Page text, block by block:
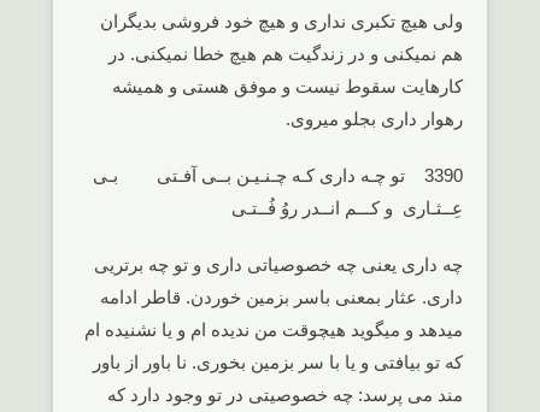
ولی هیچ تکبری نداری و هیچ خود فروشی بدیگران
هم نمیکنی و در زندگیت هم هیچ خطا نمیکنی. در
کارهایت سقوط نیست و موفق هستی و همیشه
رهوار داری بجلو میروی.
3390 تو چـه داری کـه چـنـیـن بــی آفـتی بـی
عِــثـاری و کـــم انــدر روُ فُــتـی
چه داری یعنی چه خصوصیاتی داری و تو چه برتریی
داری. عثار بمعنی باسر بزمین خوردن. قاطر ادامه
میدهد و میگوید هیچوقت من ندیده ام و یا نشنیده ام
که تو بیافتی و یا با سر بزمین بخوری. نا باور از باور
مند می پرسد: چه خصوصیتی در تو وجود دارد که